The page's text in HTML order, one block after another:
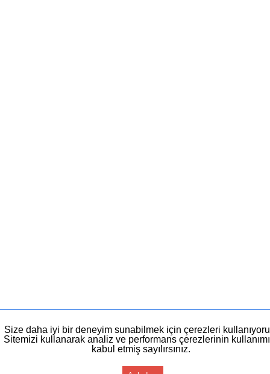
Size daha iyi bir deneyim sunabilmek için çerezleri
Sitemizi kullanarak analiz ve performans çerezlerinin
kabul etmiş sayılırsınız.